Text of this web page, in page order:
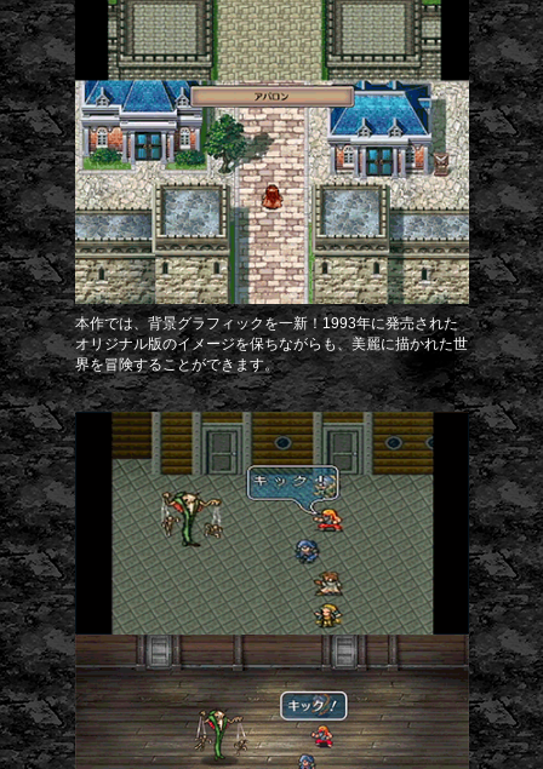
本作では、背景グラフィックを一新！1993年に発売された
オリジナル版のイメージを保ちながらも、美麗に描かれた世
界を冒険することができます。